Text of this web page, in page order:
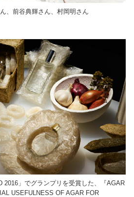
、前谷典輝さん、村岡明さん
2016」でグランプリを受賞した、『AGAR
USEFULNESS OF AGAR FOR